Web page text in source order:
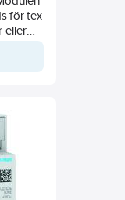
för tex
eller